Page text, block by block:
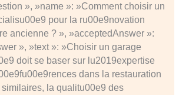
», »name »: »Comment choisir un
pour la ru00e9novation
ancienne ? », »acceptedAnswer »:
», »text »: »Choisir un garage
doit se baser sur lu2019expertise
dans la restauration
la qualitu00e9 des